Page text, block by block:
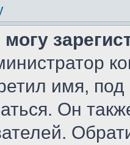
имя,
Он